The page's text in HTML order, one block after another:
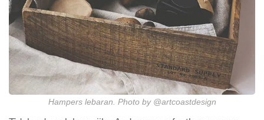
Hampers lebaran. Photo by @artcoastdesign